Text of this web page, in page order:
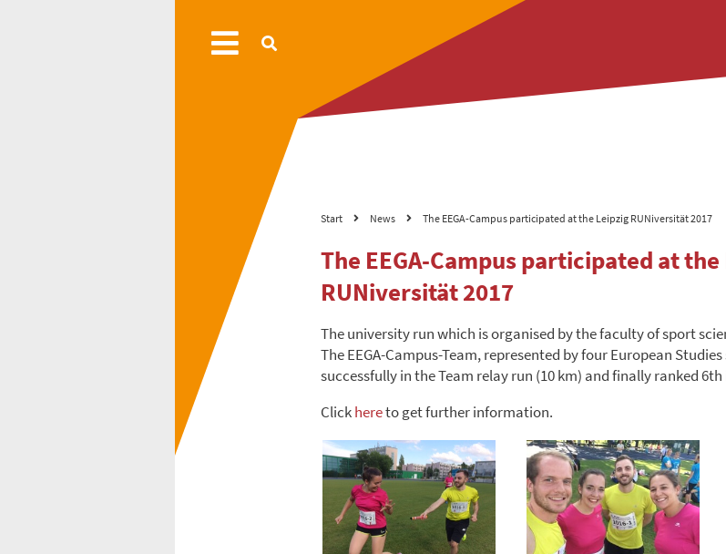
Start News The EEGA-Campus participated at the Leipzig RUNiversität 2017
The EEGA-Campus participated at
RUNiversität 2017
The university run which is organised by the faculty of sport
The EEGA-Campus-Team, represented by four European
successfully in the Team relay run (10 km) and finally ranked
Clickhereto get further information.